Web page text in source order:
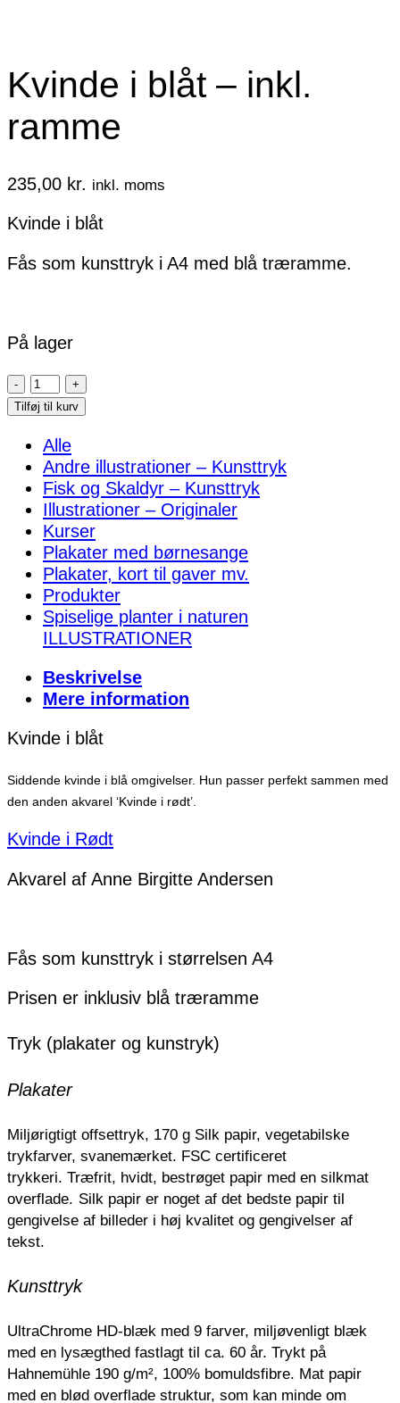
Kvinde i blåt – inkl.
ramme
235,00 kr. inkl. moms
Kvinde i blåt
Fås som kunsttryk i A4 med blå træramme.
På lager
Kvinde
i
–
inkl.
ramme
antal
Tilføj til kurv
Alle
Andre illustrationer – Kunsttryk
Fisk og Skaldyr – Kunsttryk
Illustrationer – Originaler
Kurser
Plakater med børnesange
Plakater, kort til gaver mv.
Produkter
Spiselige planter i naturen
ILLUSTRATIONER
Beskrivelse
Mere information
Kvinde i blåt
Siddende kvinde i blå omgivelser. Hun passer perfekt sammen med
den anden akvarel ‘Kvinde i rødt’.
Kvinde i Rødt
Akvarel af Anne Birgitte Andersen
Fås som kunsttryk i størrelsen A4
Prisen er inklusiv blå træramme
Tryk (plakater og kunstryk)
Plakater
Miljørigtigt offsettryk, 170 g Silk papir, vegetabilske
trykfarver, svanemærket. FSC certificeret
trykkeri. Træfrit, hvidt, bestrøget papir med en silkmat
overflade. Silk papir er noget af det bedste papir til
gengivelse af billeder i høj kvalitet og gengivelser af
tekst.
Kunsttryk
UltraChrome HD-blæk med 9 farver, miljøvenligt blæk
med en lysægthed fastlagt til ca. 60 år. Trykt på
Hahnemühle 190 g/m², 100% bomuldsfibre. Mat papir
med en blød overflade struktur, som kan minde om